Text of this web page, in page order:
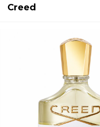
Creed